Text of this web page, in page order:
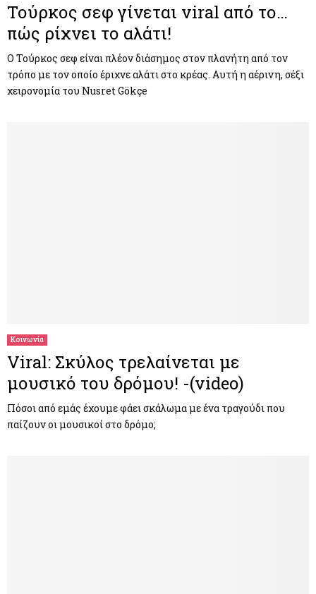
Τούρκος σεφ γίνεται viral από το…
πώς ρίχνει το αλάτι!
Ο Τούρκος σεφ είναι πλέον διάσημος στον πλανήτη από τον
τρόπο με τον οποίο έριχνε αλάτι στο κρέας. Αυτή η αέρινη, σέξι
χειρονομία του Nusret Gökçe
Κοινωνία
Viral: Σκύλος τρελαίνεται με
μουσικό του δρόμου! -(video)
Πόσοι από εμάς έχουμε φάει σκάλωμα με ένα τραγούδι που
παίζουν οι μουσικοί στο δρόμο;